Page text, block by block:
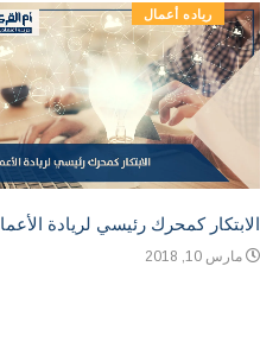
رياده أعمال
الابتكار كمحرك رئيسي لريادة
مارس 10, 2018